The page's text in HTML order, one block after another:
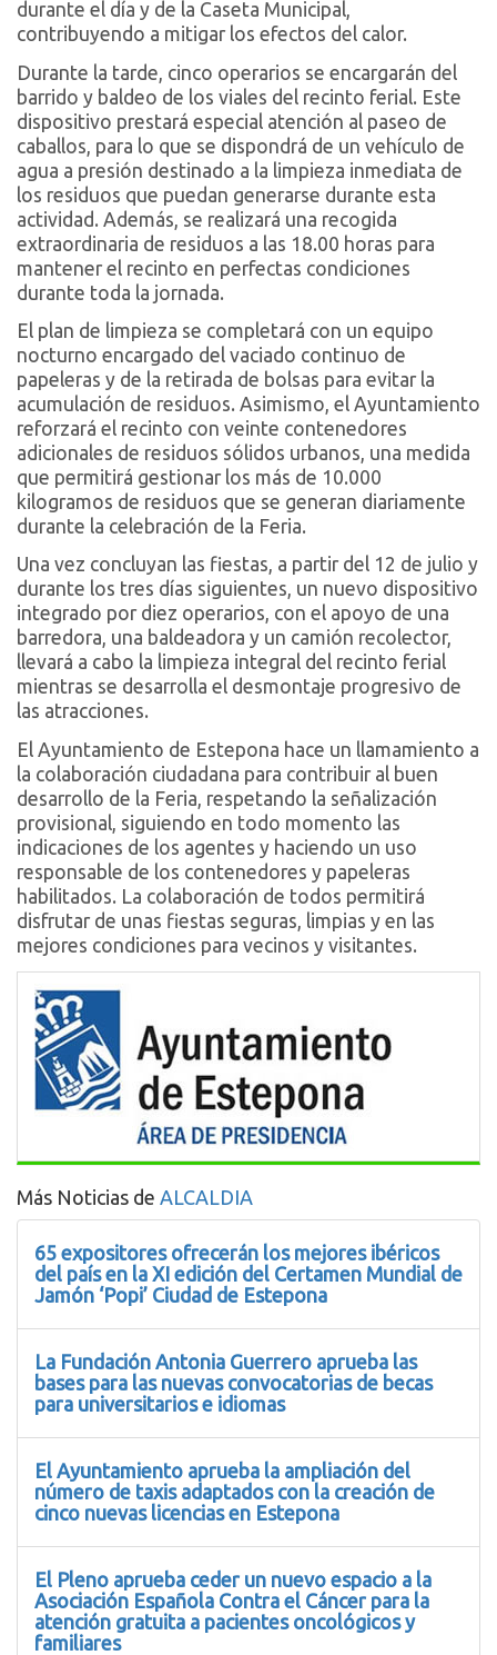
durante el día y de la Caseta Municipal,
contribuyendo a mitigar los efectos del calor.
Durante la tarde, cinco operarios se encargarán del
barrido y baldeo de los viales del recinto ferial. Este
dispositivo prestará especial atención al paseo de
caballos, para lo que se dispondrá de un vehículo de
agua a presión destinado a la limpieza inmediata de
los residuos que puedan generarse durante esta
actividad. Además, se realizará una recogida
extraordinaria de residuos a las 18.00 horas para
mantener el recinto en perfectas condiciones
durante toda la jornada.
El plan de limpieza se completará con un equipo
nocturno encargado del vaciado continuo de
papeleras y de la retirada de bolsas para evitar la
acumulación de residuos. Asimismo, el Ayuntamiento
reforzará el recinto con veinte contenedores
adicionales de residuos sólidos urbanos, una medida
que permitirá gestionar los más de 10.000
kilogramos de residuos que se generan diariamente
durante la celebración de la Feria.
Una vez concluyan las fiestas, a partir del 12 de julio y
durante los tres días siguientes, un nuevo dispositivo
integrado por diez operarios, con el apoyo de una
barredora, una baldeadora y un camión recolector,
llevará a cabo la limpieza integral del recinto ferial
mientras se desarrolla el desmontaje progresivo de
las atracciones.
El Ayuntamiento de Estepona hace un llamamiento a
la colaboración ciudadana para contribuir al buen
desarrollo de la Feria, respetando la señalización
provisional, siguiendo en todo momento las
indicaciones de los agentes y haciendo un uso
responsable de los contenedores y papeleras
habilitados. La colaboración de todos permitirá
disfrutar de unas fiestas seguras, limpias y en las
mejores condiciones para vecinos y visitantes.
Más Noticias de ALCALDIA
65 expositores ofrecerán los mejores ibéricos
del país en la XI edición del Certamen Mundial de
Jamón ‘Popi’ Ciudad de Estepona
La Fundación Antonia Guerrero aprueba las
bases para las nuevas convocatorias de becas
para universitarios e idiomas
El Ayuntamiento aprueba la ampliación del
número de taxis adaptados con la creación de
cinco nuevas licencias en Estepona
El Pleno aprueba ceder un nuevo espacio a la
Asociación Española Contra el Cáncer para la
atención gratuita a pacientes oncológicos y
familiares